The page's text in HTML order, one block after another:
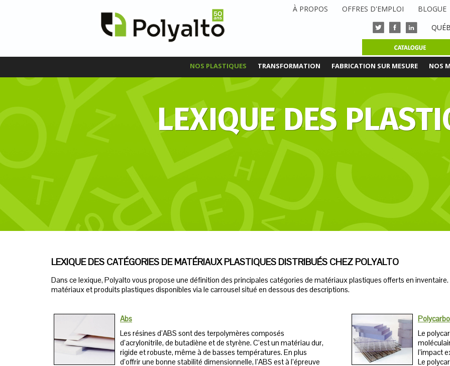
NOS PLASTIQUES TRANSFORMATION FABRICATION SUR MESURE NOS
À PROPOS OFFRES D'EMPLOI
BLOGUE
LEXIQUE DES
LEXIQUE DES CATÉGORIES DE MATÉRIAUX PLASTIQUES DISTRIBUÉS CHEZ POLYALTO
Dans ce lexique, Polyalto vous propose une définition des principales catégories de matériaux plastiques offerts en
matériaux et produits plastiques disponibles via le carrousel situé en dessous des descriptions.
Abs
Les résines d’ABS sont des terpolymères composés
d’acrylonitrile, de butadiène et de styrène. C’est un matériau dur,
rigide et robuste, même à de basses températures. En plus
d’offrir une bonne stabilité dimensionnelle, l’ABS est à l’épreuve
Le
l’impact
Le